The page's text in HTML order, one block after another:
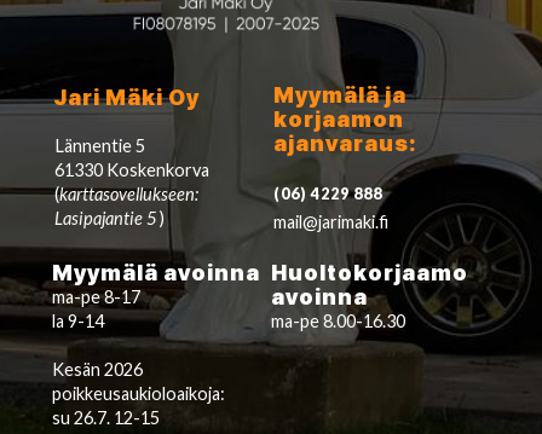
Jari Mäki Oy
Lännentie 5
61330 Koskenkorva
(karttasovellukseen:
Lasipajantie 5)
Myymälä ja
korjaamon
ajanvaraus:
(06) 4229 888
mail@jarimaki.fi
Myymälä avoinna
ma-pe 8-17
la 9-14
Kesän 2026
poikkeusaukioloaikoja:
su 26.7. 12-15
Huoltokorjaamo
avoinna
ma-pe 8.00-16.30